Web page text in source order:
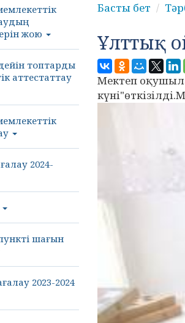
жою
топтарды
аттестаттау
2024-
шағын
2023-2024
Басты бет
Ұлттық
Мектеп